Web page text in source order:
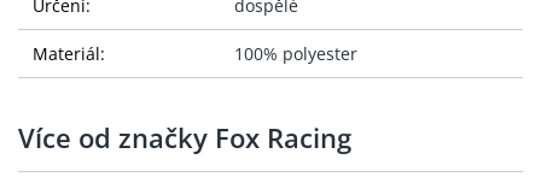
Určení: dospělé
Materiál: 100% polyester
Více od značky Fox Racing